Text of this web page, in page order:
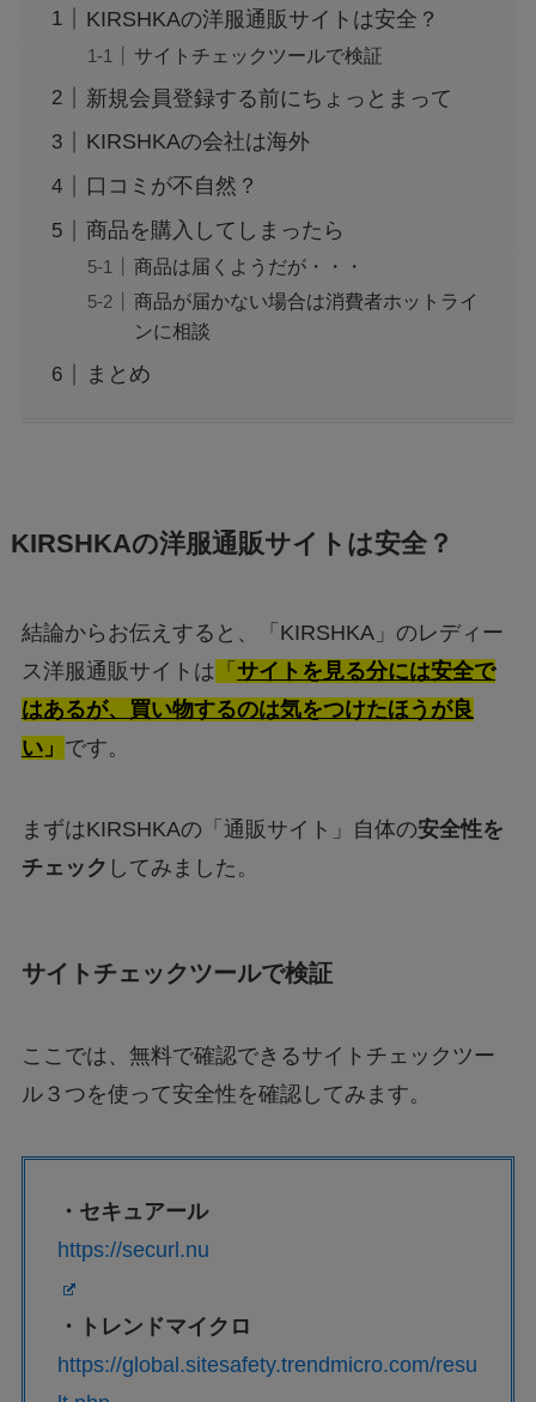
KIRSHKAの洋服通販サイトは安全？
サイトチェックツールで検証
新規会員登録する前にちょっとまって
KIRSHKAの会社は海外
口コミが不自然？
商品を購入してしまったら
商品は届くようだが・・・
商品が届かない場合は消費者ホットライ
ンに相談
まとめ
KIRSHKAの洋服通販サイトは安全？
結論からお伝えすると、「KIRSHKA」のレディー
ス洋服通販サイトは 「 サイトを見る分には安全で
はあるが、買い物するのは気をつけたほうが良
い」 です。
まずはKIRSHKAの「通販サイト」自体の安全性を
チェック してみました。
サイトチェックツールで検証
ここでは、無料で確認できるサイトチェックツー
ル３つを使って安全性を確認してみます。
・セキュアール
https://securl.nu
・トレンドマイクロ
https://global.sitesafety.trendmicro.com/resu